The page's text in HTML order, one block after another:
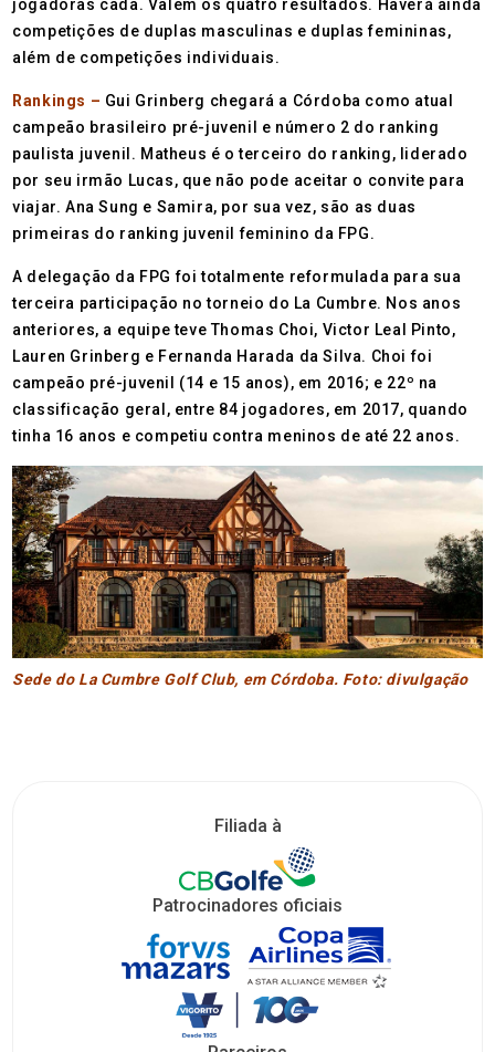
jogadoras cada. Valem os quatro resultados. Haverá ainda
competições de duplas masculinas e duplas femininas,
além de competições individuais.
Rankings – Gui Grinberg chegará a Córdoba como atual
campeão brasileiro pré-juvenil e número 2 do ranking
paulista juvenil. Matheus é o terceiro do ranking, liderado
por seu irmão Lucas, que não pode aceitar o convite para
viajar. Ana Sung e Samira, por sua vez, são as duas
primeiras do ranking juvenil feminino da FPG.
A delegação da FPG foi totalmente reformulada para sua
terceira participação no torneio do La Cumbre. Nos anos
anteriores, a equipe teve Thomas Choi, Victor Leal Pinto,
Lauren Grinberg e Fernanda Harada da Silva. Choi foi
campeão pré-juvenil (14 e 15 anos), em 2016; e 22º na
classificação geral, entre 84 jogadores, em 2017, quando
tinha 16 anos e competiu contra meninos de até 22 anos.
Sede do La Cumbre Golf Club, em Córdoba. Foto: divulgação
Filiada à
Patrocinadores oficiais